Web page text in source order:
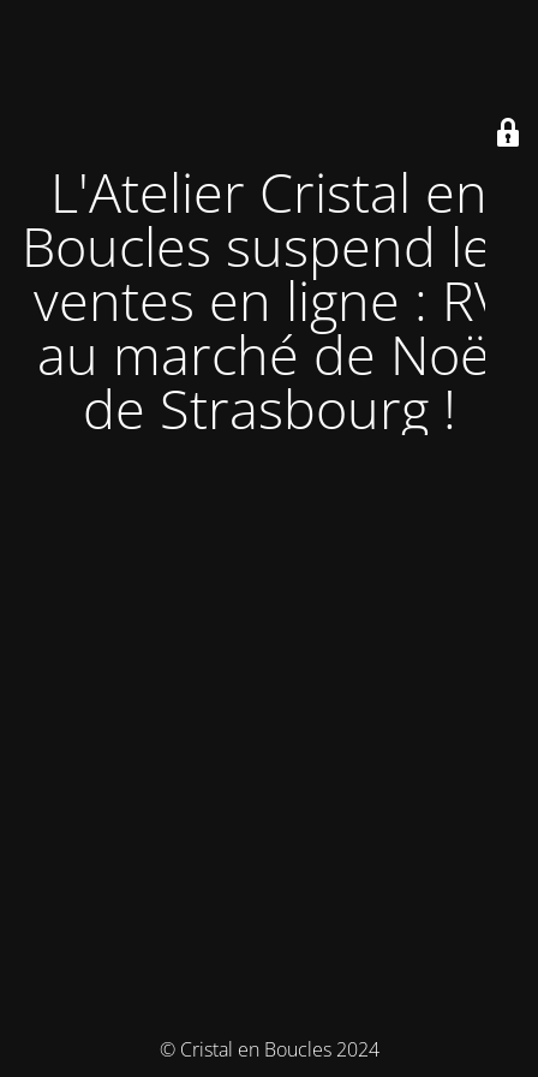
L'Atelier Cristal en
Boucles suspend les
ventes en ligne : RV
au marché de Noël
de Strasbourg !
© Cristal en Boucles 2024